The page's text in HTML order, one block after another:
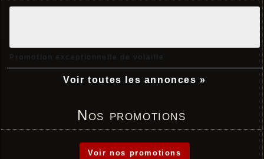
Voir toutes les annonces »
Nos promotions
Voir nos promotions